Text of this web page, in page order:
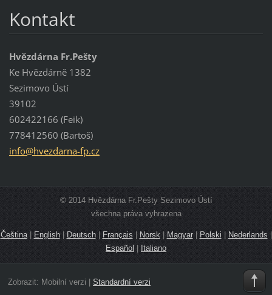
Kontakt
Hvězdárna Fr.Pešty
Ke Hvězdárně 1382
Sezimovo Ústí
39102
602422166 (Feik)
778412560 (Bartoš)
info@hvezdarna-fp.cz
© 2014 Hvězdárna Fr.Pešty Sezimovo Ústí
všechna práva vyhrazena
Čeština| English|Deutsch| Français Norsk| Magyar| Polski Nederlands
Español
Italiano
Zobrazit: Mobilní verzi Standardní verzi